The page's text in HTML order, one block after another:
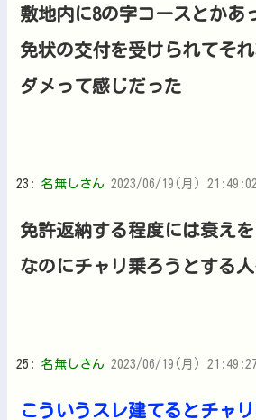
敷地内に8の字コースとかあ
免状の交付を受けられてそ
ダメって感じだった
23: 名無しさん 2023/06/19(月)
免許返納する程度には衰え
なのにチャリ乗ろうとする
25: 名無しさん 2023/06/19(月)
こういうスレ建てるとチャ